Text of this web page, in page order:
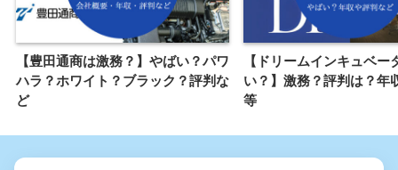
【豊田通商は激務？】やばい？パワ
ハラ？ホワイト？ブラック？評判な
ど
【ドリームインキュベー
い？】激務？評判は？年
等